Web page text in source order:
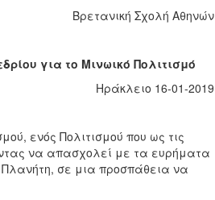
Βρετανική Σχολή Αθηνών
για το Μινωικό Πολιτισμό
16-01-2019
ενός Πολιτισμού που ως τις
να απασχολεί με τα ευρήματα
σε μια προσπάθεια να